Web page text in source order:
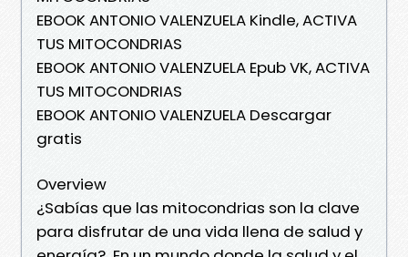
EBOOK ANTONIO VALENZUELA Kindle, ACTIVA
TUS MITOCONDRIAS
EBOOK ANTONIO VALENZUELA Epub VK, ACTIVA
TUS MITOCONDRIAS
EBOOK ANTONIO VALENZUELA Descargar
gratis
Overview
¿Sabías que las mitocondrias son la clave
para disfrutar de una vida llena de salud y